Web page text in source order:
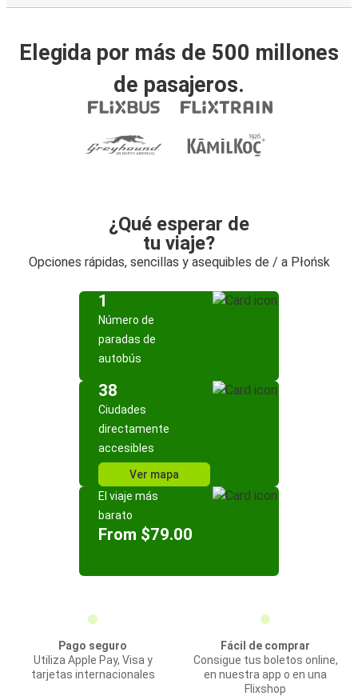
Elegida por más de 500 millones
de pasajeros.
¿Qué esperar de
tu viaje?
Opciones rápidas, sencillas y asequibles de / a Płońsk
1
Número de
paradas de
autobús
38
Ciudades
directamente
accesibles
Ver mapa
El viaje más
barato
From $79.00
Pago seguro
Utiliza Apple Pay, Visa y
tarjetas internacionales
Fácil de comprar
Consigue tus boletos online,
en nuestra app o en una
Flixshop